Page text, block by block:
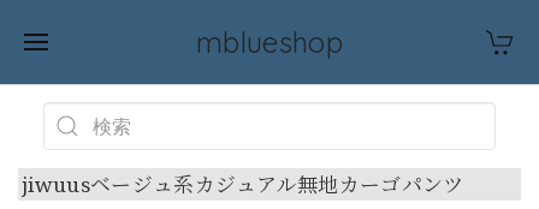
mblueshop
jiwuusベージュ系カジュアル無地カーゴパンツ